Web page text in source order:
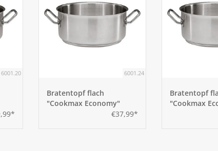
6001.20 6001.24
Bratentopf flach
"Cookmax Economy"
€37,99*
Bratentopf
"Cookmax